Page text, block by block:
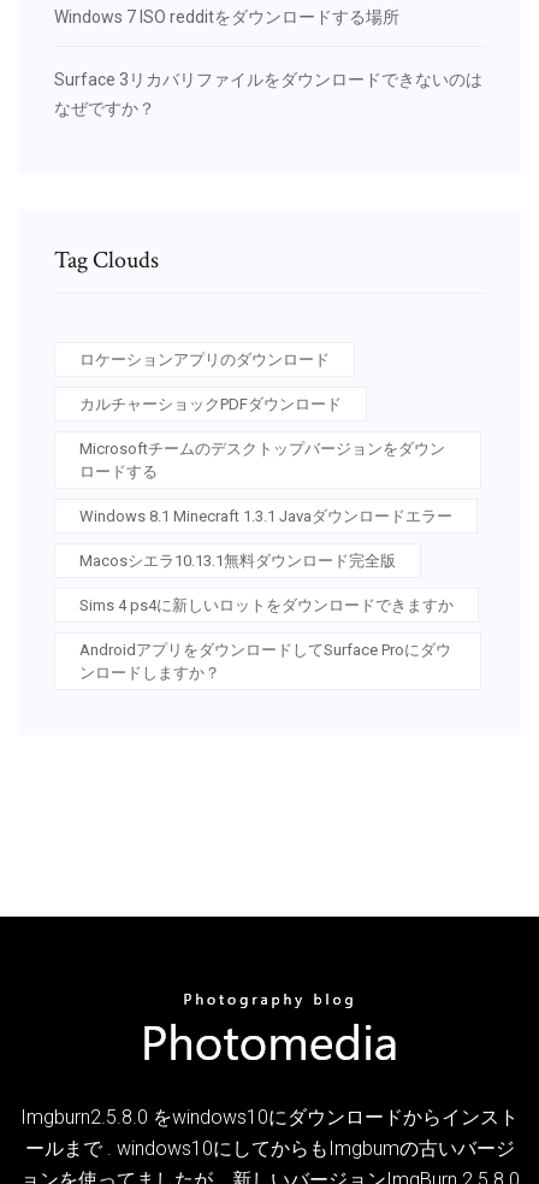
Windows 7 ISO redditをダウンロードする場所
Surface 3リカバリファイルをダウンロードできないのは
なぜですか？
Tag Clouds
ロケーションアプリのダウンロード
カルチャーショックPDFダウンロード
Microsoftチームのデスクトップバージョンをダウン
ロードする
Windows 8.1 Minecraft 1.3.1 Javaダウンロードエラー
Macosシエラ10.13.1無料ダウンロード完全版
Sims 4 ps4に新しいロットをダウンロードできますか
AndroidアプリをダウンロードしてSurface Proにダウ
ンロードしますか？
Imgburn2.5.8.0 をwindows10にダウンロードからインスト
ールまで . windows10にしてからもImgbumの古いバージ